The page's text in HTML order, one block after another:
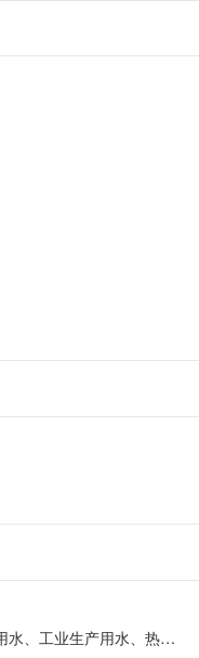
适用范围：本规范适用于城镇居民生活用水、工业生产用水、热源井、勘探开采等供水管井，基坑工程降水管井，以及回灌管井的设计、施工及验收。